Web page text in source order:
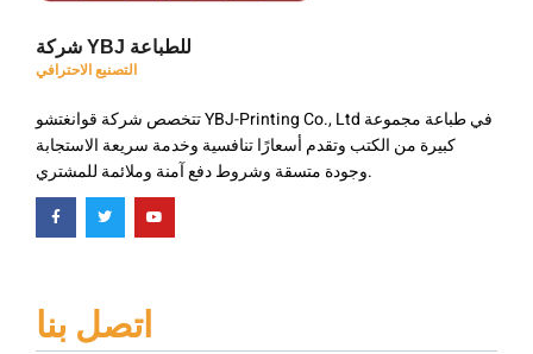
شركة YBJ للطباعة
التصنيع الاحترافي
تتخصص شركة قوانغتشو YBJ-Printing Co., Ltd في طباعة مجموعة
كبيرة من الكتب وتقدم أسعارًا تنافسية وخدمة سريعة الاستجابة
وجودة متسقة وشروط دفع آمنة وملائمة للمشتري.
اتصل بنا